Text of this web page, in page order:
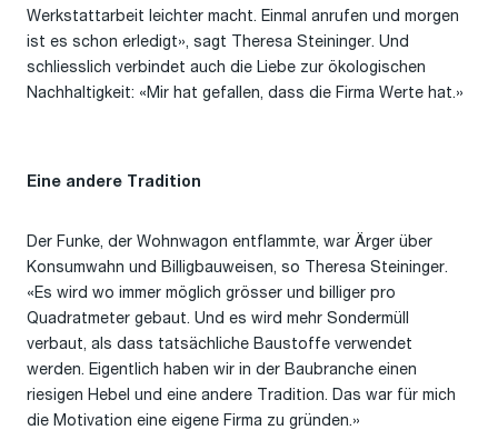
Werkstattarbeit leichter macht. Einmal anrufen und morgen
ist es schon erledigt», sagt Theresa Steininger. Und
schliesslich verbindet auch die Liebe zur ökologischen
Nachhaltigkeit: «Mir hat gefallen, dass die Firma Werte hat.»
Eine andere Tradition
Der Funke, der Wohnwagon entflammte, war Ärger über
Konsumwahn und Billigbauweisen, so Theresa Steininger.
«Es wird wo immer möglich grösser und billiger pro
Quadratmeter gebaut. Und es wird mehr Sondermüll
verbaut, als dass tatsächliche Baustoffe verwendet
werden. Eigentlich haben wir in der Baubranche einen
riesigen Hebel und eine andere Tradition. Das war für mich
die Motivation eine eigene Firma zu gründen.»